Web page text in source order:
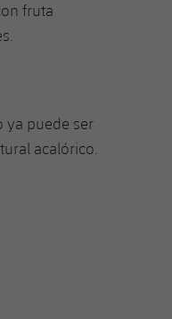
fruta
ya puede ser
acalórico.